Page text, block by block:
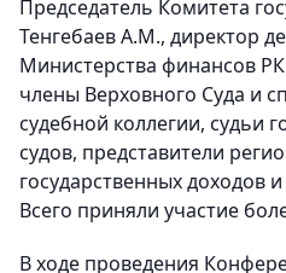
Председатель Комитета
Тенгебаев А.М., директор
Министерства финансов
члены Верховного Суда и
судебной коллегии, судьи
судов, представители
государственных доходов
Всего приняли участие
В ходе проведения